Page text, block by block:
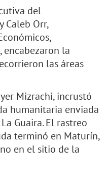
del
Caleb Orr,
encabezaron la
las áreas
Mizrachi, incrustó
humanitaria enviada
Guaira. El rastreo
terminó en Maturín,
en el sitio de la